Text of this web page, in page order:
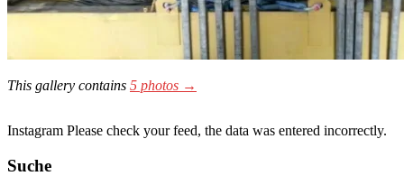
This gallery contains 5 photos →
Instagram Please check your feed, the data was entered incorrectly.
Suche